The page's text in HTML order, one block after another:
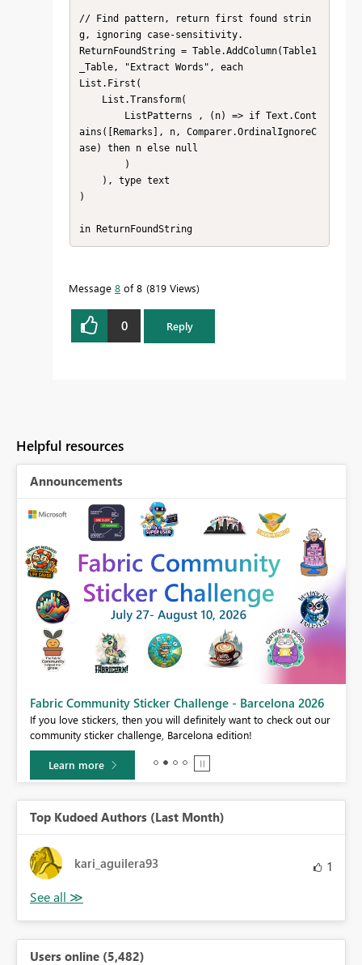
// Find pattern, return first found strin
g, ignoring case-sensitivity.
ReturnFoundString = Table.AddColumn(Table1
_Table, "Extract Words", each
List.First(
ains([Remarks], n, Comparer.OrdinalIgnoreC
ase) then n else null
)
in ReturnFoundString
Message 8 of 8 819 Views
0 Reply
Helpful resources
Announcements
Fabric Community Sticker Challenge - Barcelona 2026
If you love stickers, then you will definitely want to check out our
community sticker challenge, Barcelona edition!
Learn more
Top Kudoed Authors (Last Month)
kari_aguilera93 1
Users online (5,482)